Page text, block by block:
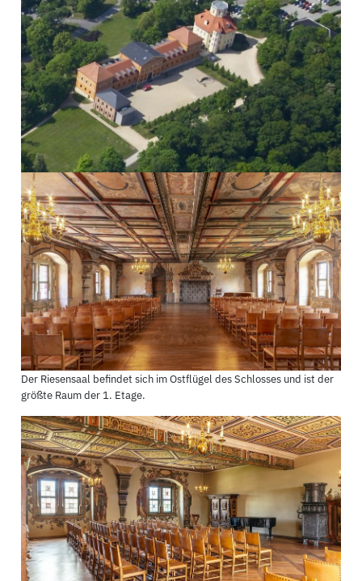
Der Riesensaal befindet sich im Ostflügel des Schlosses und ist der
größte Raum der 1. Etage.